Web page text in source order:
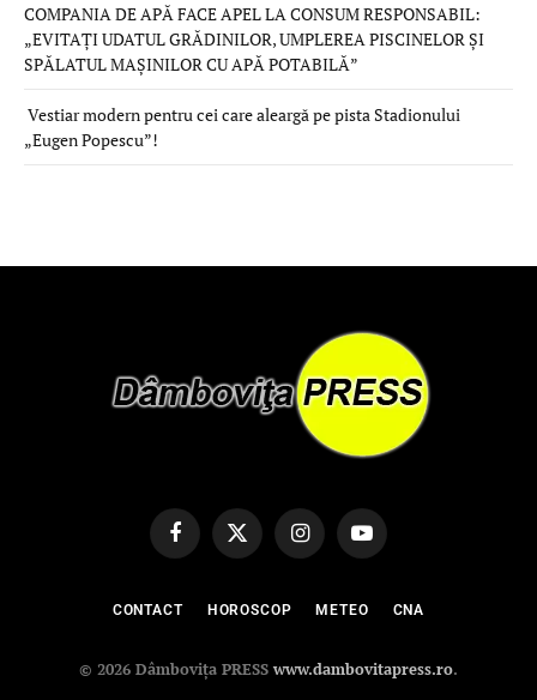
COMPANIA DE APĂ FACE APEL LA CONSUM RESPONSABIL:
„EVITAȚI UDATUL GRĂDINILOR, UMPLEREA PISCINELOR ȘI
SPĂLATUL MAȘINILOR CU APĂ POTABILĂ”
Vestiar modern pentru cei care aleargă pe pista Stadionului
„Eugen Popescu”!
FacebookX
(Twitter)
InstagramYouTube
CONTACT HOROSCOP METEO CNA
© 2026 Dâmbovița PRESSwww.dambovitapress.ro.